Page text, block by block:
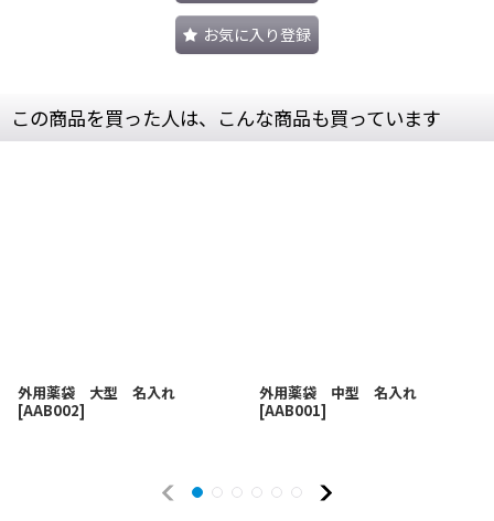
お気に入り登録
この商品を買った人は、こんな商品も買っています
外用薬袋 大型 名入れ
[AAB002]
外用薬袋 中型 名入れ
[AAB001]